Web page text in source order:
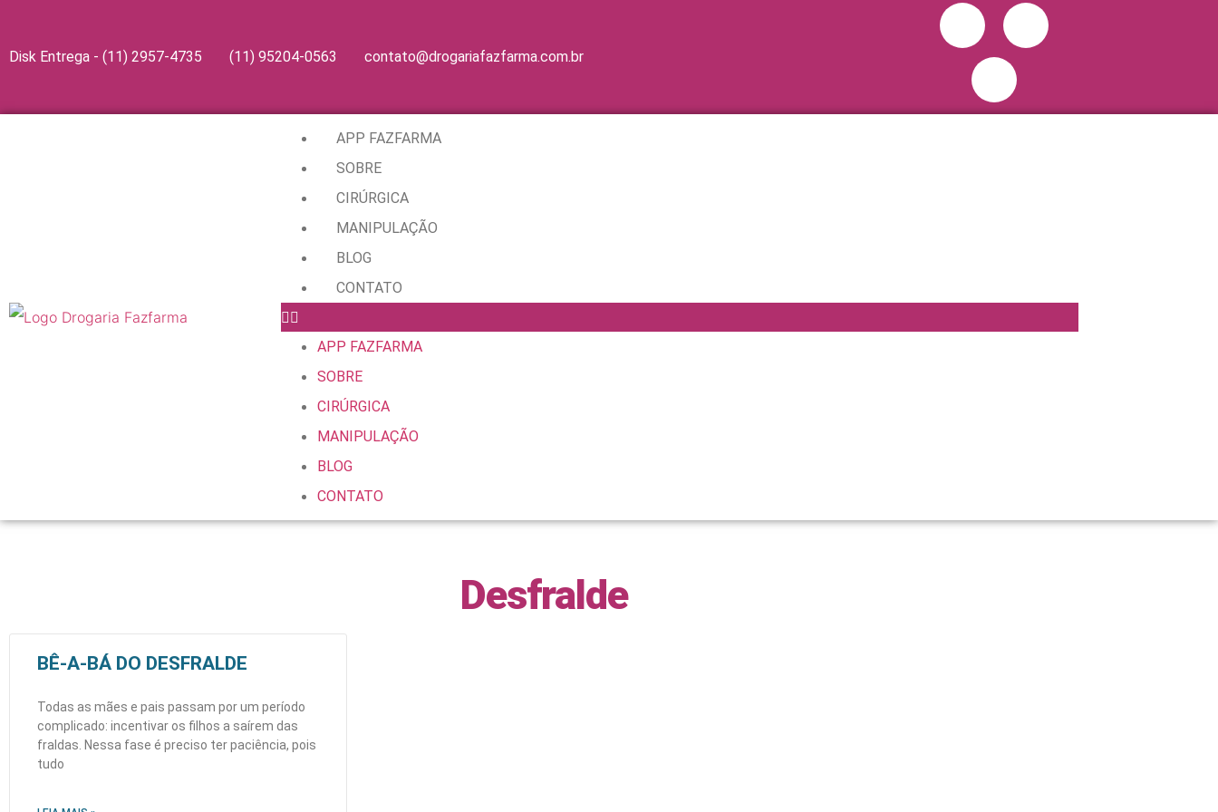
Disk Entrega - (11) 2957-4735 (11) 95204-0563 contato@drogariafazfarma.com.br
APP FAZFARMA
SOBRE
CIRÚRGICA
MANIPULAÇÃO
BLOG
CONTATO
APP FAZFARMA
SOBRE
CIRÚRGICA
MANIPULAÇÃO
BLOG
CONTATO
Desfralde
BÊ-A-BÁ DO DESFRALDE
Todas as mães e pais passam por um período
complicado: incentivar os filhos a saírem das
fraldas. Nessa fase é preciso ter paciência, pois
tudo